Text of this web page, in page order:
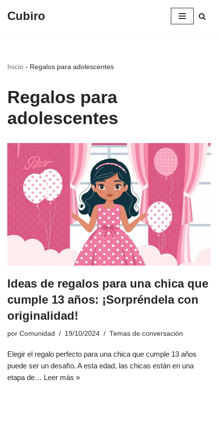
Cubiro
Inicio - Regalos para adolescentes
Regalos para
adolescentes
Ideas de regalos para una chica que
cumple 13 años: ¡Sorpréndela con
originalidad!
por Comunidad 19/10/2024 Temas de conversación
Elegir el regalo perfecto para una chica que cumple 13 años
puede ser un desafío. A esta edad, las chicas están en una
etapa de… Leer más »